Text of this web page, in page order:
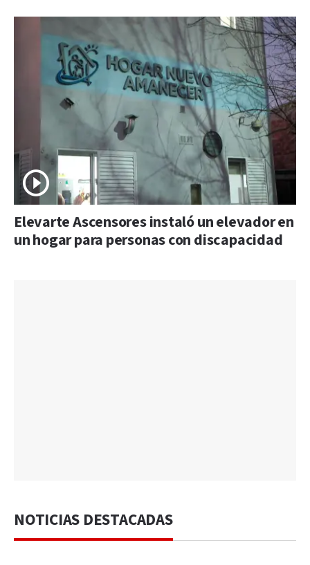
Elevarte Ascensores instaló un elevador en
un hogar para personas con discapacidad
NOTICIAS DESTACADAS